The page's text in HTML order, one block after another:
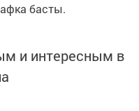
басты.
и интересным в